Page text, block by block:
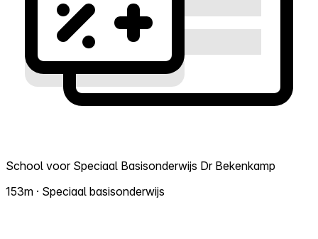
School voor Speciaal Basisonderwijs Dr Bekenkamp
153m · Speciaal basisonderwijs